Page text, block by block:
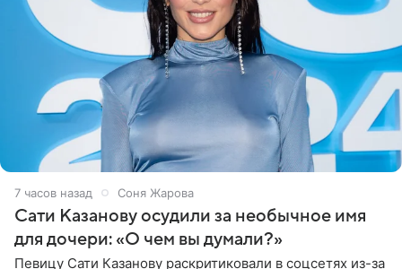
7 часов назад Соня Жарова
Сати Казанову осудили за необычное имя
для дочери: «О чем вы думали?»
Певицу Сати Казанову раскритиковали в соцсетях из-за